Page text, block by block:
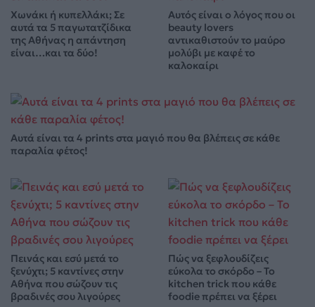
Χωνάκι ή κυπελλάκι; Σε
αυτά τα 5 παγωτατζίδικα
της Αθήνας η απάντηση
είναι…και τα δύο!
Αυτός είναι ο λόγος που οι
beauty lovers
αντικαθιστούν το μαύρο
μολύβι με καφέ το
καλοκαίρι
Αυτά είναι τα 4 prints στα μαγιό που θα βλέπεις σε κάθε
παραλία φέτος!
Πεινάς και εσύ μετά το
ξενύχτι; 5 καντίνες στην
Αθήνα που σώζουν τις
βραδινές σου λιγούρες
Πώς να ξεφλουδίζεις
εύκολα το σκόρδο – Το
kitchen trick που κάθε
foodie πρέπει να ξέρει